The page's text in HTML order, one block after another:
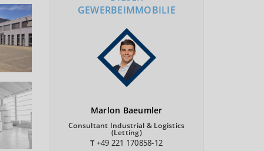
GEWERBEIMMOBILIE
Marlon Baeumler
Consultant Industrial & Logistics
(Letting)
T+49 221 170858-12